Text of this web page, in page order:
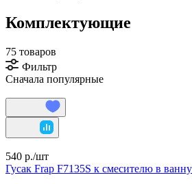
Комплектующие
75 товаров
Фильтр
Сначала популярные
540 р./шт
Гусак Frap F7135S к смесителю в